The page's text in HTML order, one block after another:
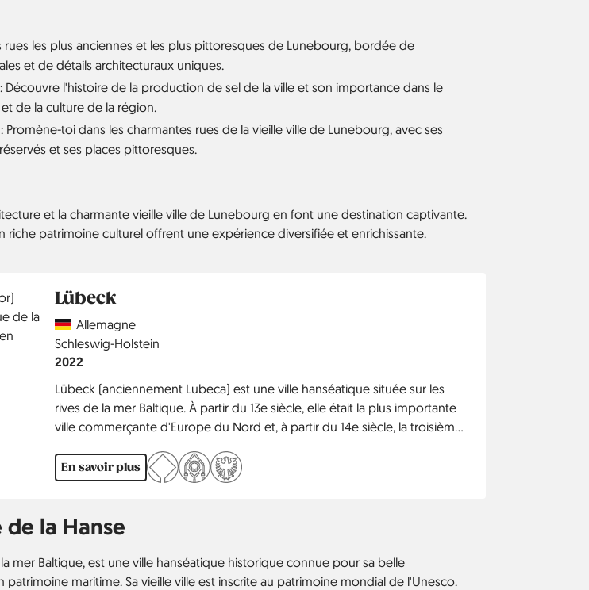
rues les plus anciennes et les plus pittoresques de Lunebourg, bordée de
et de détails architecturaux uniques.
Découvre l'histoire de la production de sel de la ville et son importance dans le
de la culture de la région.
Promène-toi dans les charmantes rues de la vieille ville de Lunebourg, avec ses
et ses places pittoresques.
et la charmante vieille ville de Lunebourg en font une destination captivante.
riche patrimoine culturel offrent une expérience diversifiée et enrichissante.
Lübeck
CountryAllemagne
Région
Schleswig-Holstein
Année
2022
Lübeck (anciennement Lubeca) est une ville hanséatique située sur les
rives de la mer Baltique. À partir du 13e siècle, elle était la plus importante
ville commerçante d'Europe du Nord et, à partir du 14e siècle, la troisième
Lübeck est inscrite au patrimoine mondial de l'UNESCO depuis 1987.
En savoir plus
la Hanse
mer Baltique, est une ville hanséatique historique connue pour sa belle
maritime. Sa vieille ville est inscrite au patrimoine mondial de l'Unesco.